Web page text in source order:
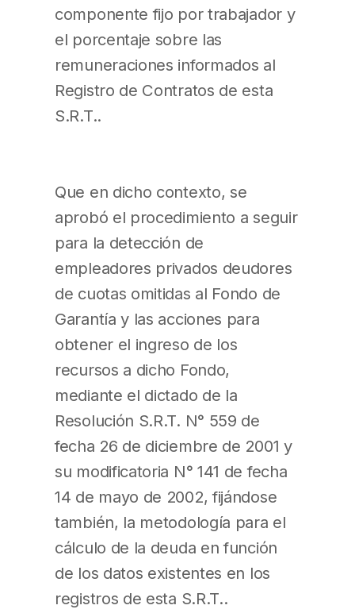
componente fijo por trabajador y
el porcentaje sobre las
remuneraciones informados al
Registro de Contratos de esta
S.R.T..
Que en dicho contexto, se
aprobó el procedimiento a seguir
para la detección de
empleadores privados deudores
de cuotas omitidas al Fondo de
Garantía y las acciones para
obtener el ingreso de los
recursos a dicho Fondo,
mediante el dictado de la
Resolución S.R.T. N° 559 de
fecha 26 de diciembre de 2001 y
su modificatoria N° 141 de fecha
14 de mayo de 2002, fijándose
también, la metodología para el
cálculo de la deuda en función
de los datos existentes en los
registros de esta S.R.T..